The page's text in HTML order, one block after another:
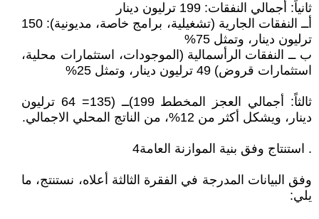
ثانياً: أجمالي النفقات: 199 ترليون دينار
أــ النفقات الجارية (تشغيلية، برامج خاصة، مديونية): 150
ترليون دينار، وتمثل 75%
ب ــ النفقات الرأسمالية (الموجودات، استثمارات محلية،
استثمارات قروض) 49 ترليون دينار، وتمثل 25%
ثالثاً: أجمالي العجز المخطط 199)ــ (135= 64 ترليون
دينار، ويشكل أكثر من 12%، من الناتج المحلي الاجمالي.
. استنتاج وفق بنية الموازنة العامة4
وفق البيانات المدرجة في الفقرة الثالثة أعلاه، نستنتج، ما
يلي: